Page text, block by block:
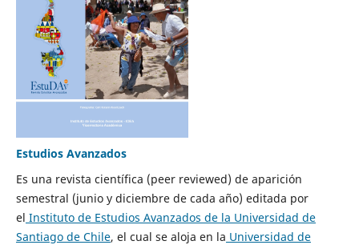
Estudios Avanzados
Es una revista científica (peer reviewed) de aparición
semestral (junio y diciembre de cada año) editada por
el Instituto de Estudios Avanzados de la Universidad de
Santiago de Chile, el cual se aloja en la Universidad de